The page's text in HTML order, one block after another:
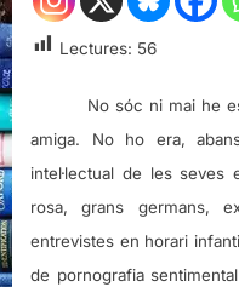
Lectures: 56
No sóc ni mai he
amiga. No ho era,
intel·lectual de les seves
rosa, grans germans,
entrevistes en horari
de pornografia